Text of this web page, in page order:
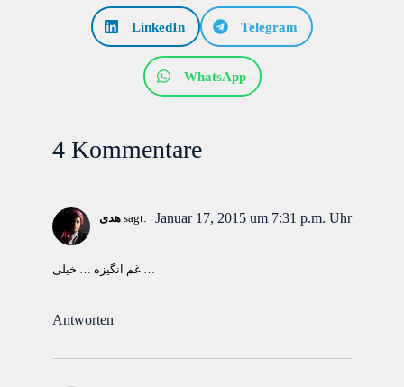
LinkedIn Telegram
WhatsApp
4 Kommentare
هدی sagt: Januar 17, 2015 um 7:31 p.m. Uhr
غم انگیزه … خیلی …
Antworten